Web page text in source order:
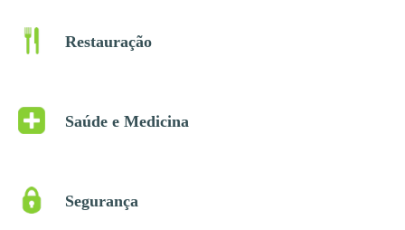
Restauração
Saúde e Medicina
Segurança